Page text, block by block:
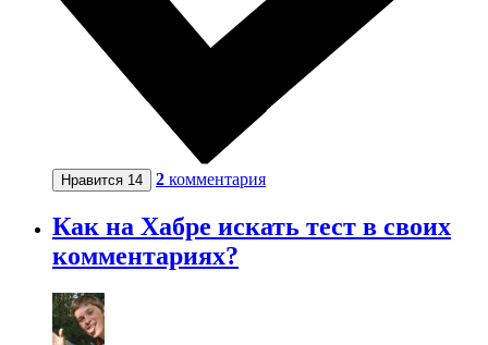
Нравится 14 2 комментария
Как на Хабре искать тест в своих
комментариях?